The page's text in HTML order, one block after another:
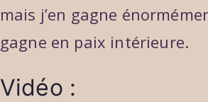
mais j’en gagne
gagne en paix intérieure.
Vidéo :